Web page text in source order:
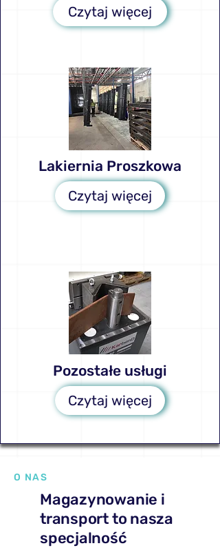
Czytaj więcej
Lakiernia Proszkowa
Czytaj więcej
Pozostałe usługi
Czytaj więcej
O NAS
Magazynowanie i
transport to nasza
specjalność